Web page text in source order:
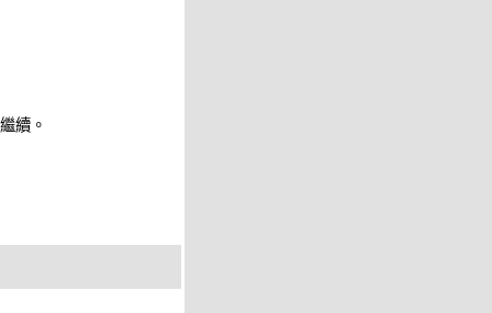
續。